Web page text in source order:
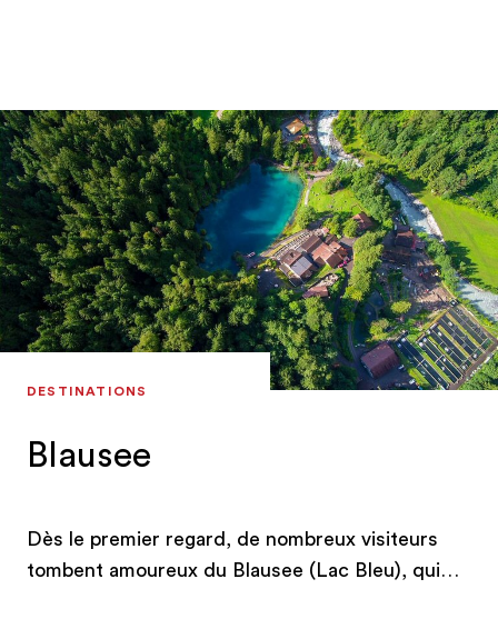
DESTINATIONS
Blausee
Dès le premier regard, de nombreux visiteurs
tombent amoureux du Blausee (Lac Bleu), qui